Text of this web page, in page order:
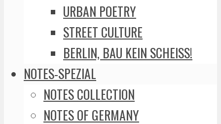
URBAN POETRY
STREET CULTURE
BERLIN, BAU KEIN SCHEISS!
NOTES-SPEZIAL
NOTES COLLECTION
NOTES OF GERMANY